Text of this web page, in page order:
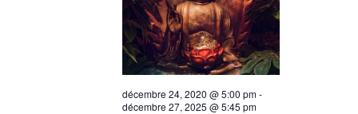
décembre 24, 2020 @ 5:00 pm-
décembre 27, 2025 @ 5:45 pm